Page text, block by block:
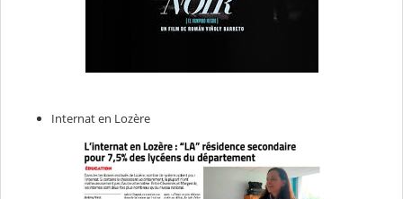
Internat en Lozère